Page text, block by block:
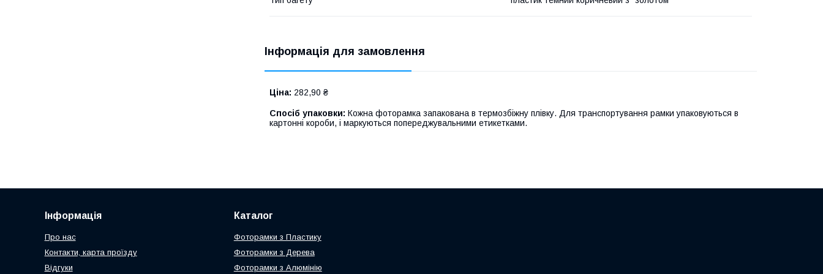
Інформація для замовлення
Ціна: 282,90 ₴
Спосіб упаковки: Кожна фоторамка запакована в термозбіжну плівку. Для транспортування рамки упаковуються в
картонні короби, і маркуються попереджувальними етикетками.
Інформація
Про нас
Контакти, карта проїзду
Відгуки
Каталог
Фоторамки з Пластику
Фоторамки з Дерева
Фоторамки з Алюмінію